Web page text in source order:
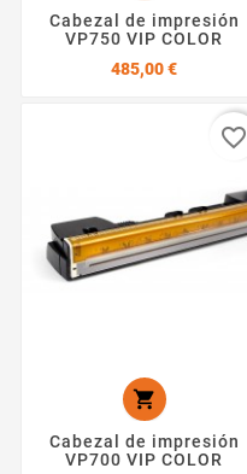
Cabezal de impresión
VP750 VIP COLOR
485,00 €Precio

Cabezal de impresión
VP700 VIP COLOR
favorite_border